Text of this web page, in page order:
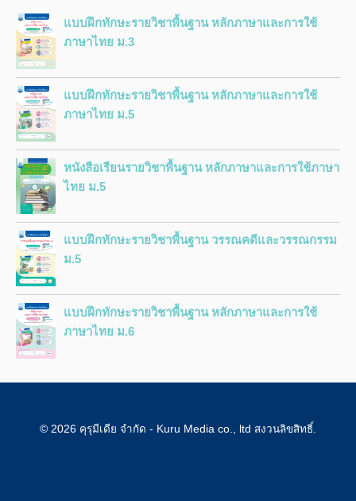
แบบฝึกทักษะรายวิชาพื้นฐาน หลักภาษาและการใช้
ภาษาไทย ม.3
แบบฝึกทักษะรายวิชาพื้นฐาน หลักภาษาและการใช้
ภาษาไทย ม.5
หนังสือเรียนรายวิชาพื้นฐาน หลักภาษาและการใช้ภาษา
ไทย ม.5
แบบฝึกทักษะรายวิชาพื้นฐาน วรรณคดีและวรรณกรรม
ม.5
แบบฝึกทักษะรายวิชาพื้นฐาน หลักภาษาและการใช้
ภาษาไทย ม.6
© 2026 คุรุมีเดีย จำกัด - Kuru Media co., ltd สงวนลิขสิทธิ์.